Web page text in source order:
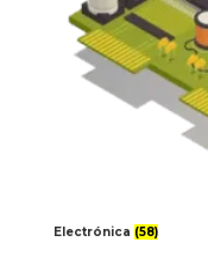
Electrónica (58)